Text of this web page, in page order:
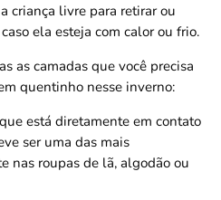
criança livre para retirar ou
ela esteja com calor ou frio.
as camadas que você precisa
quentinho nesse inverno:
está diretamente em contato
ser uma das mais
nas roupas de lã, algodão ou